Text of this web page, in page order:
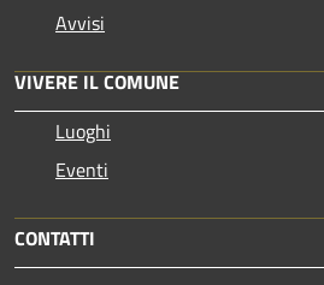
Avvisi
VIVERE IL COMUNE
Luoghi
Eventi
CONTATTI